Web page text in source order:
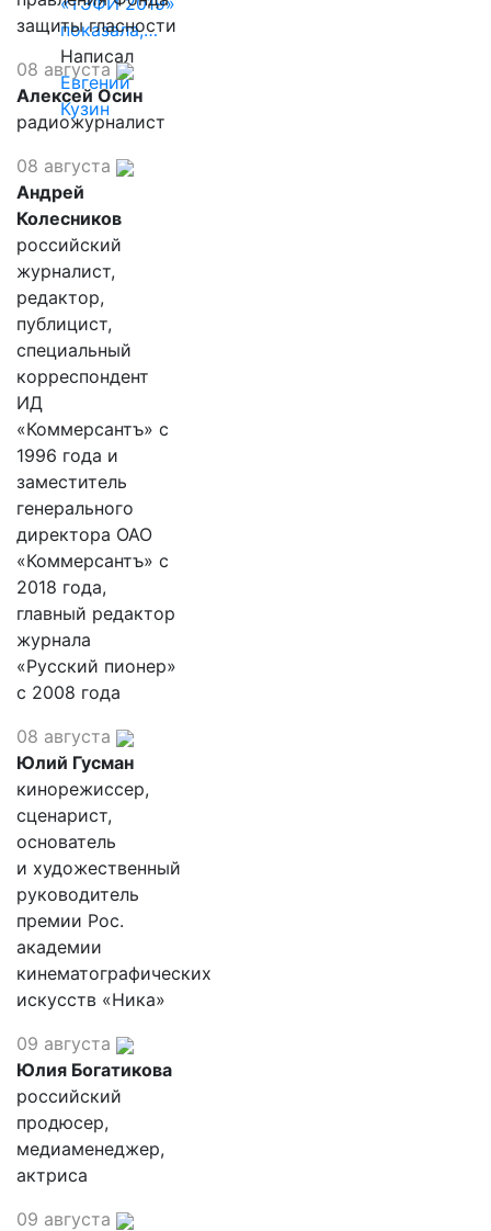
показала,…
Написал
Евгений
Кузин
защиты гласности
08 августа
Алексей Осин
радиожурналист
08 августа
Андрей
Колесников
российский
журналист,
редактор,
публицист,
специальный
корреспондент
ИД
«Коммерсантъ» с
1996 года и
заместитель
генерального
директора ОАО
«Коммерсантъ» с
2018 года,
главный редактор
журнала
«Русский пионер»
с 2008 года
08 августа
Юлий Гусман
кинорежиссер,
сценарист,
основатель
и художественный
руководитель
премии Рос.
академии
кинематографических
искусств «Ника»
09 августа
Юлия Богатикова
российский
продюсер,
медиаменеджер,
актриса
09 августа